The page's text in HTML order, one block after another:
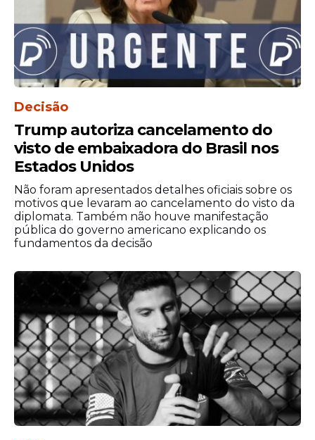
Decisão
Trump autoriza cancelamento do
visto de embaixadora do Brasil nos
Estados Unidos
Não foram apresentados detalhes oficiais sobre os
motivos que levaram ao cancelamento do visto da
diplomata. Também não houve manifestação
pública do governo americano explicando os
fundamentos da decisão